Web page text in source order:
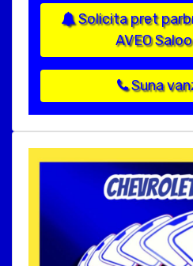
Solicita pret
AVEO
Suna